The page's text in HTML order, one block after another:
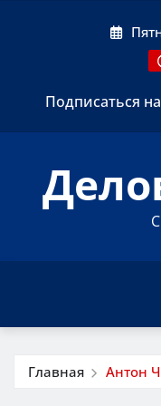
Подписаться
Главная Антон